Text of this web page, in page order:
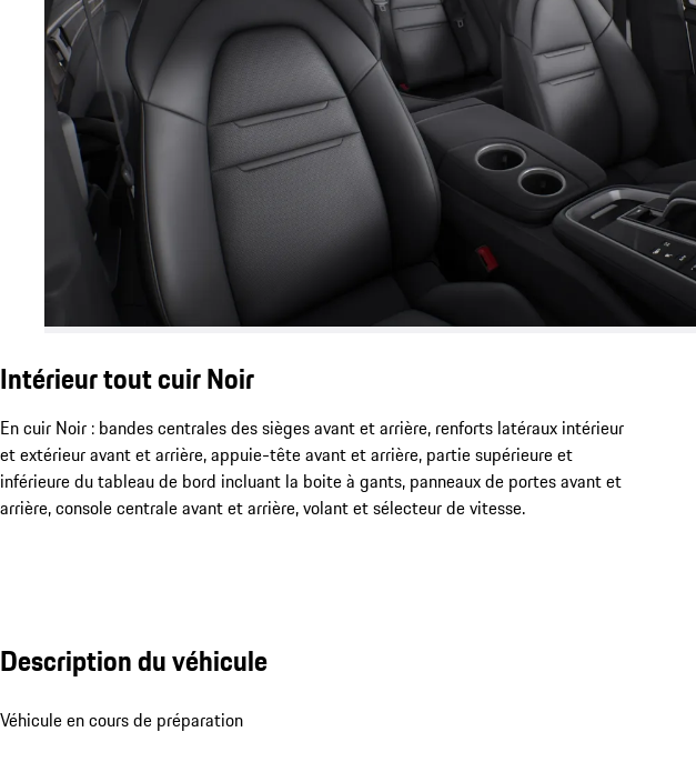
Intérieur tout cuir Noir
En cuir Noir : bandes centrales des sièges avant et arrière, renforts latéraux intérieur
et extérieur avant et arrière, appuie-tête avant et arrière, partie supérieure et
inférieure du tableau de bord incluant la boite à gants, panneaux de portes avant et
arrière, console centrale avant et arrière, volant et sélecteur de vitesse.
Description du véhicule
Véhicule en cours de préparation